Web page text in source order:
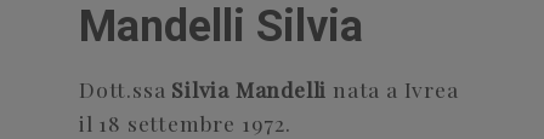
Mandelli Silvia
Dott.ssa Silvia Mandelli nata a Ivrea
il 18 settembre 1972.